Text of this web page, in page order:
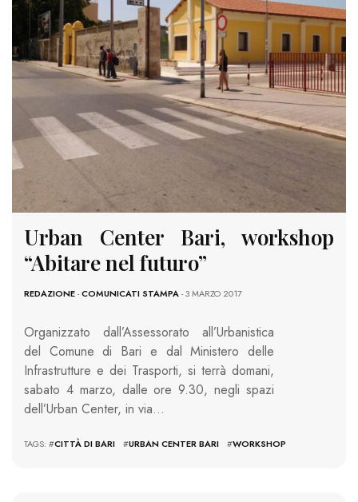
Urban Center Bari, workshop
“Abitare nel futuro”
REDAZIONE-COMUNICATI STAMPA- 3 MARZO 2017
Organizzato dall’Assessorato all’Urbanistica
del Comune di Bari e dal Ministero delle
Infrastrutture e dei Trasporti, si terrà domani,
sabato 4 marzo, dalle ore 9.30, negli spazi
dell’Urban Center, in via…
TAGS: #CITTÀ DI BARI #URBAN CENTER BARI #WORKSHOP